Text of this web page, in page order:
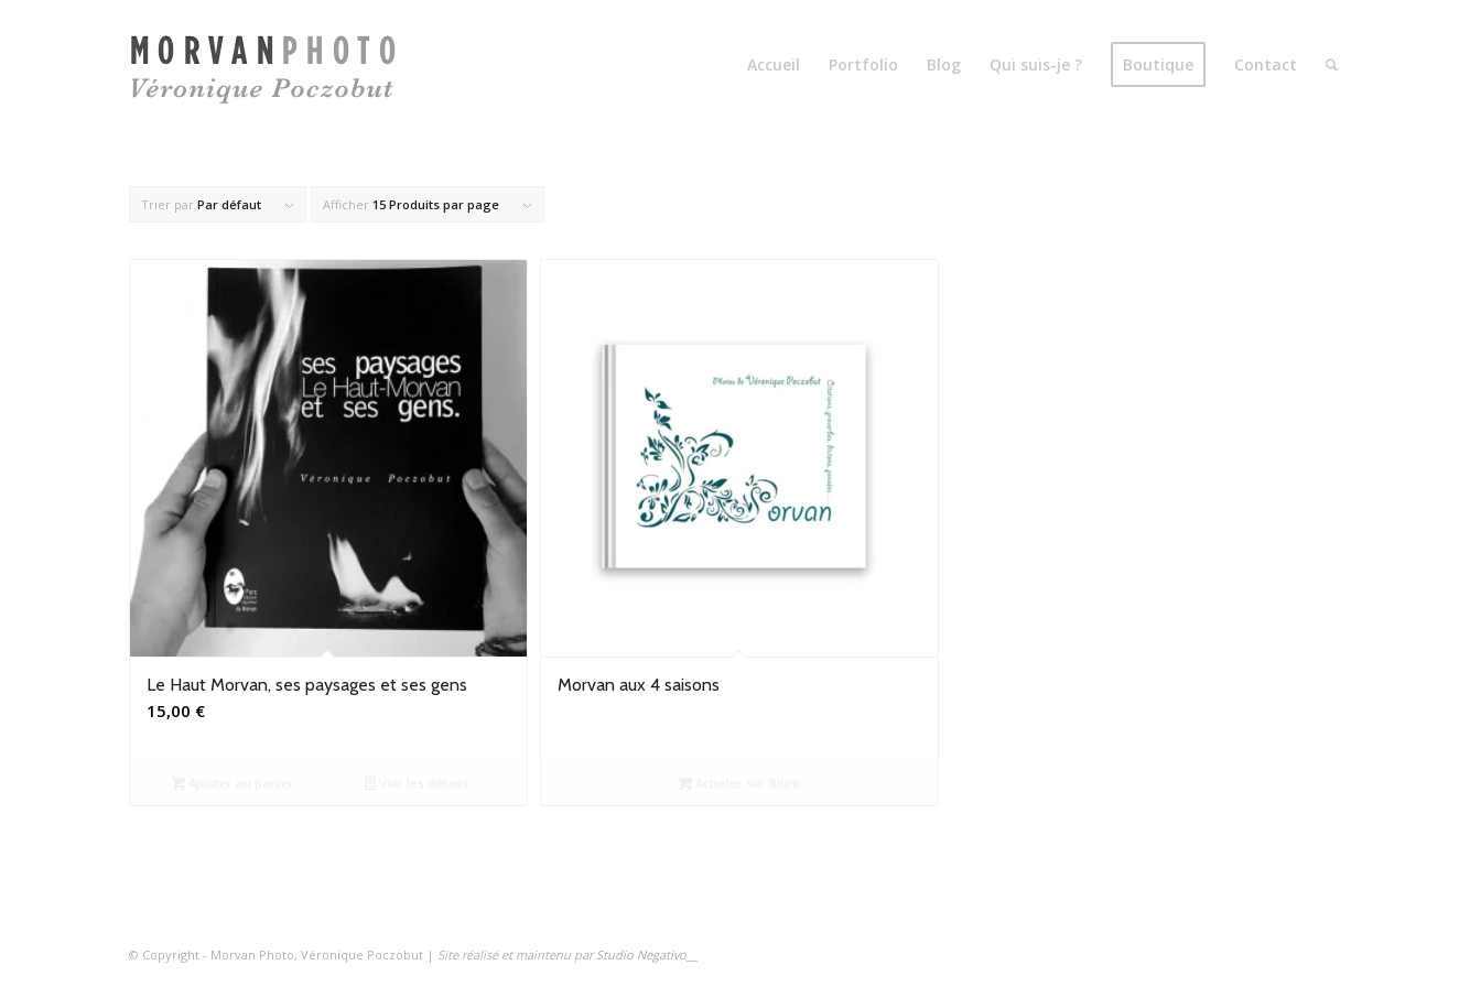
Accueil Portfolio Blog Qui suis-je ? Boutique Contact
Trier parPar défaut Afficher 15 Produits par page
Le Haut Morvan, ses paysages et ses gens
15,00 €
Morvan aux 4 saisons
© Copyright - Morvan Photo, Véronique Poczobut | Site réalisé et maintenu par Studio Negativo